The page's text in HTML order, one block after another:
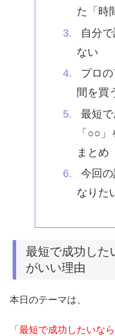
た「時
自分
ない
プロ
間を買
最短
「○○
まとめ
今回
なりた
最短で成功した
がいい理由
本日のテーマは、
「最短で成功したいな